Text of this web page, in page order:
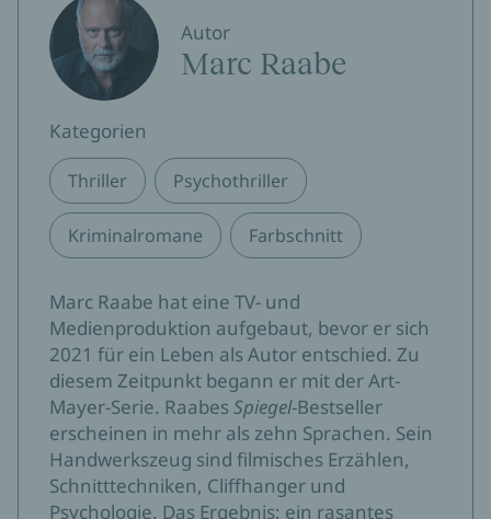
Autor
Marc Raabe
Kategorien
Thriller Psychothriller
Kriminalromane Farbschnitt
Marc Raabe hat eine TV- und
Medienproduktion aufgebaut, bevor er sich
2021 für ein Leben als Autor entschied. Zu
diesem Zeitpunkt begann er mit der Art-
Mayer-Serie. RaabesSpiegel-Bestseller
erscheinen in mehr als zehn Sprachen. Sein
Handwerkszeug sind filmisches Erzählen,
Schnitttechniken, Cliffhanger und
Psychologie. Das Ergebnis: ein rasantes